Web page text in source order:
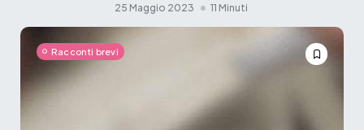
25 Maggio 2023 11 Minuti
Racconti brevi